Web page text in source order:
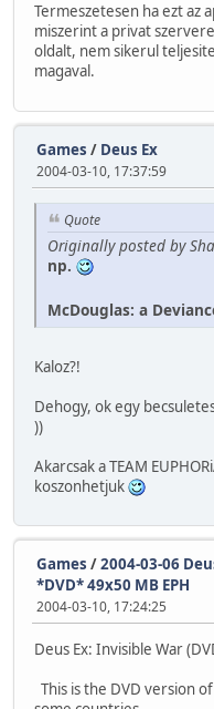
Termeszetesen ha ezt az
miszerint a privat
oldalt, nem sikerul
magaval.
Games / Deus Ex
2004-03-10, 17:37:59
Quote
Originally posted by
np.
McDouglas: a
Kaloz?!
Dehogy, ok egy
))
Akarcsak a TEAM
koszonhetjuk
Games /2004-03-06
*DVD* 49x50 MB EPH
2004-03-10, 17:24:25
Deus Ex: Invisible War
This is the DVD version